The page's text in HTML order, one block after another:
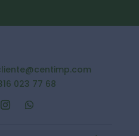
023 77 68